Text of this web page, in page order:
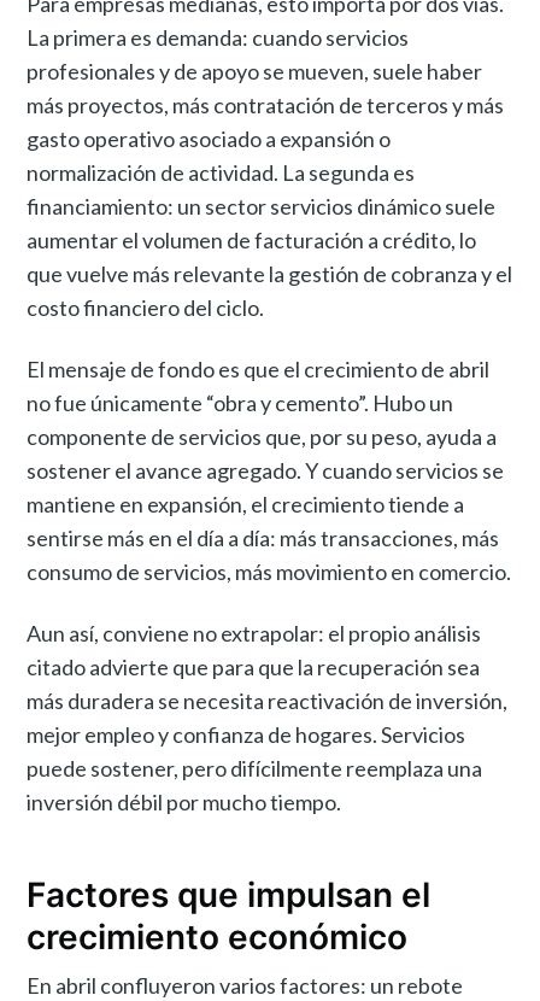
La primera es demanda: cuando servicios
profesionales y de apoyo se mueven, suele haber
más proyectos, más contratación de terceros y más
gasto operativo asociado a expansión o
normalización de actividad. La segunda es
financiamiento: un sector servicios dinámico suele
aumentar el volumen de facturación a crédito, lo
que vuelve más relevante la gestión de cobranza y el
costo financiero del ciclo.
El mensaje de fondo es que el crecimiento de abril
no fue únicamente “obra y cemento”. Hubo un
componente de servicios que, por su peso, ayuda a
sostener el avance agregado. Y cuando servicios se
mantiene en expansión, el crecimiento tiende a
sentirse más en el día a día: más transacciones, más
consumo de servicios, más movimiento en comercio.
Aun así, conviene no extrapolar: el propio análisis
citado advierte que para que la recuperación sea
más duradera se necesita reactivación de inversión,
mejor empleo y confianza de hogares. Servicios
puede sostener, pero difícilmente reemplaza una
inversión débil por mucho tiempo.
Factores que impulsan el
crecimiento económico
En abril confluyeron varios factores: un rebote